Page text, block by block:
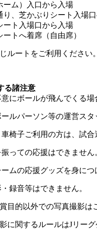
ーム）入口から入場
り、芝かぶりシート入場
ート入場口から入場
トへ着席（自由席）
ルートをご利用ください。
る諸注意
意にボールが飛んでくる
ールパーソン等の運営ス
車椅子ご利用の方は、試
振っての応援はできません
ームの応援グッズを身につ
録音等はできません。
目的以外での写真撮影
に関するルールはJリー